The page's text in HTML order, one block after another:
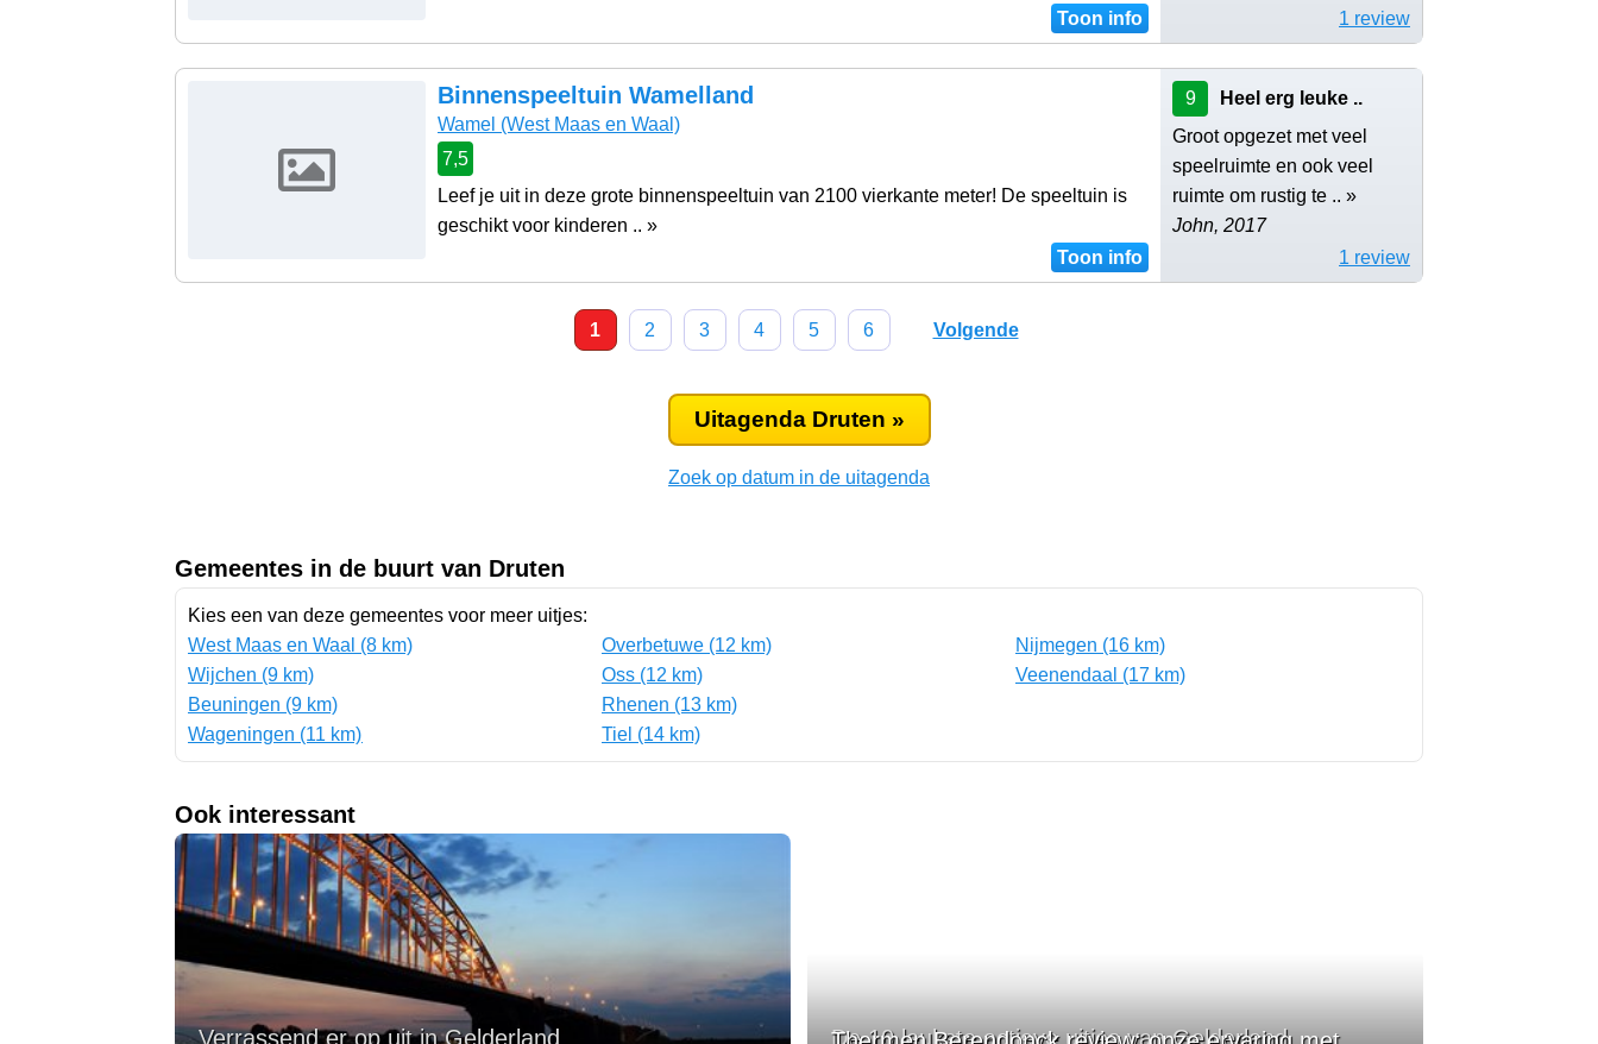
Toon info
1 review
Binnenspeeltuin Wamelland
Wamel (West Maas en Waal)
7,5
Leef je uit in deze grote binnenspeeltuin van 2100 vierkante meter! De speeltuin is
geschikt voor kinderen .. »
Toon info
9
Heel erg leuke ..
Groot opgezet met veel
speelruimte en ook veel
ruimte​ om rustig te .. »
John, 2017
1 review
1 2 3 4 5 6 Volgende
Uitagenda Druten »
Zoek op datum in de uitagenda
Gemeentes in de buurt van Druten
Kies een van deze gemeentes voor meer uitjes:
West Maas en Waal (8 km)
Wijchen (9 km)
Beuningen (9 km)
Wageningen (11 km)
Overbetuwe (12 km)
Oss (12 km)
Rhenen (13 km)
Tiel (14 km)
Nijmegen (16 km)
Veenendaal (17 km)
Ook interessant
Verrassend er op uit in Gelderland De 10 leukste actieve uitjes van Gelderland